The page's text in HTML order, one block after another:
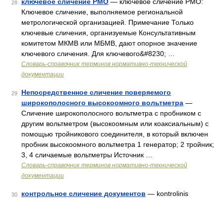
28
Ключевое сличение, выполняемое региональной
метрологической организацией. Примечание Только
ключевые сличения, организуемые Консультативным
комитетом МКМВ или МБМВ, дают опорное значение
ключевого сличения. Для ключевого&#8230; …
Словарь-справочник терминов нормативно-технической
документации
29
Непосредственное сличение поверяемого
широкополосного высокоомного вольтметра —
Сличение широкополосного вольтметра с пробником с
другим вольтметром (высокоомным или коаксиальным) с
помощью тройникового соединителя, в который включен
пробник высокоомного вольтметра 1 генератор; 2 тройник;
3, 4 сличаемые вольтметры Источник …
Словарь-справочник терминов нормативно-технической
документации
30 контрольное сличение документов — kontrolinis